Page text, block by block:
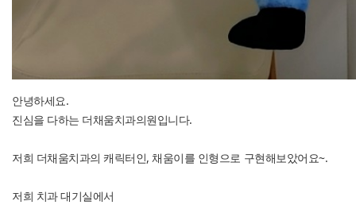
안녕하세요.
진심을 다하는 더채움치과의원입니다.
저희 더채움치과의 캐릭터인, 채움이를 인형으로 구현해보았어요~.
저희 치과 대기실에서